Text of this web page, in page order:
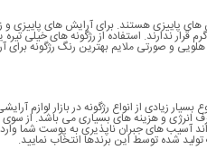
پاییزی هستند. برای آرایش های پاییزی و
ندارند. استفاده از رژگونه های خیلی
و صورتی ملایم بهترین رنگ رژگونه
زیادی از انواع رژگونه در بازار لوازم
انرژی و هزینه های بسیاری می باشد. از
آسیب های جبران ناپذیری به پوست شما
شده توسط این برندها انتخاب نمایید.